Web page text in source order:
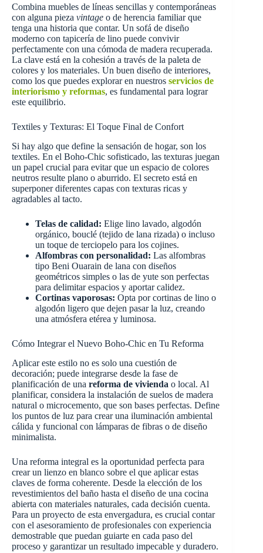
Combina muebles de líneas sencillas y contemporáneas
con alguna pieza vintage o de herencia familiar que
tenga una historia que contar. Un sofá de diseño
moderno con tapicería de lino puede convivir
perfectamente con una cómoda de madera recuperada.
La clave está en la cohesión a través de la paleta de
colores y los materiales. Un buen diseño de interiores,
como los que puedes explorar en nuestros servicios de
interiorismo y reformas, es fundamental para lograr
este equilibrio.
Textiles y Texturas: El Toque Final de Confort
Si hay algo que define la sensación de hogar, son los
textiles. En el Boho-Chic sofisticado, las texturas juegan
un papel crucial para evitar que un espacio de colores
neutros resulte plano o aburrido. El secreto está en
superponer diferentes capas con texturas ricas y
agradables al tacto.
Telas de calidad: Elige lino lavado, algodón
orgánico, bouclé (tejido de lana rizada) o incluso
un toque de terciopelo para los cojines.
Alfombras con personalidad: Las alfombras
tipo Beni Ouarain de lana con diseños
geométricos simples o las de yute son perfectas
para delimitar espacios y aportar calidez.
Cortinas vaporosas: Opta por cortinas de lino o
algodón ligero que dejen pasar la luz, creando
una atmósfera etérea y luminosa.
Cómo Integrar el Nuevo Boho-Chic en Tu Reforma
Aplicar este estilo no es solo una cuestión de
decoración; puede integrarse desde la fase de
planificación de una reforma de vivienda o local. Al
planificar, considera la instalación de suelos de madera
natural o microcemento, que son bases perfectas. Define
los puntos de luz para crear una iluminación ambiental
cálida y funcional con lámparas de fibras o de diseño
minimalista.
Una reforma integral es la oportunidad perfecta para
crear un lienzo en blanco sobre el que aplicar estas
claves de forma coherente. Desde la elección de los
revestimientos del baño hasta el diseño de una cocina
abierta con materiales naturales, cada decisión cuenta.
Para un proyecto de esta envergadura, es crucial contar
con el asesoramiento de profesionales con experiencia
demostrable que puedan guiarte en cada paso del
proceso y garantizar un resultado impecable y duradero.